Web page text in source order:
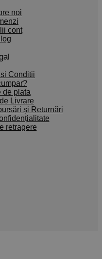
noi
cont
Conditii
de plata
Livrare
și Returnări
retragere